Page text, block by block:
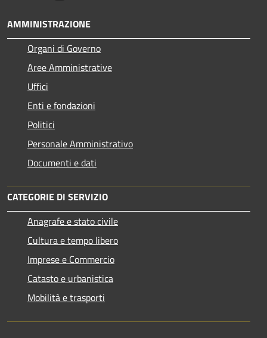
AMMINISTRAZIONE
Organi di Governo
Aree Amministrative
Uffici
Enti e fondazioni
Politici
Personale Amministrativo
Documenti e dati
CATEGORIE DI SERVIZIO
Anagrafe e stato civile
Cultura e tempo libero
Imprese e Commercio
Catasto e urbanistica
Mobilità e trasporti